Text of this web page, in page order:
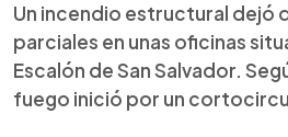
Un incendio estructural dejó
parciales en unas oficinas
Escalón de San Salvador.
fuego inició por un